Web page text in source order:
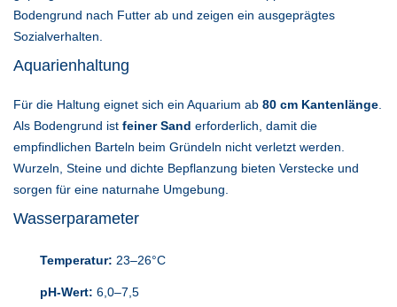
Bodengrund nach Futter ab und zeigen ein ausgeprägtes
Sozialverhalten.
Aquarienhaltung
Für die Haltung eignet sich ein Aquarium ab 80 cm Kantenlänge.
Als Bodengrund ist feiner Sand erforderlich, damit die
empfindlichen Barteln beim Gründeln nicht verletzt werden.
Wurzeln, Steine und dichte Bepflanzung bieten Verstecke und
sorgen für eine naturnahe Umgebung.
Wasserparameter
Temperatur: 23–26°C
pH-Wert: 6,0–7,5